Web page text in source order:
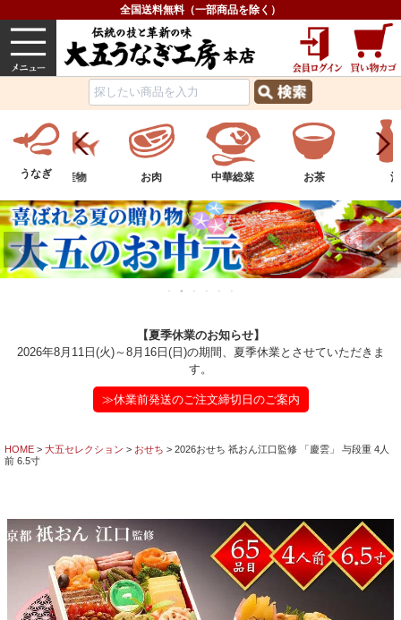
全国送料無料（一部商品を除く）
うなぎ 内祝い グルメ
うなぎ 水産物 お肉 中華総菜 お茶 酒
【夏季休業のお知らせ】
2026年8月11日(火)～8月16日(日)の期間、夏季休業とさせていただきま
す。
≫休業前発送のご注文締切日のご案内
HOME 大五セレクション おせち
2026おせち 祇おん江口監修 「慶雲」 与段重 4人
前 6.5寸